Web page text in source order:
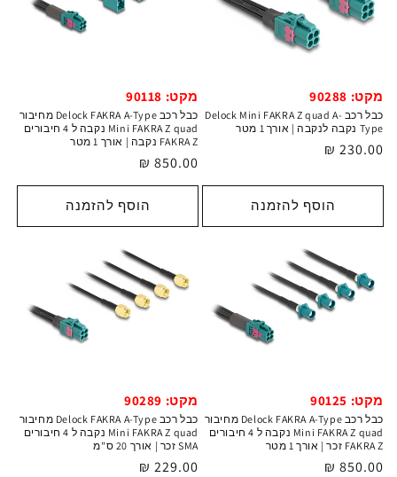
מקט: 90288
כבל רכב Delock Mini FAKRA Z quad A-
Type נקבה לנקבה | אורך 1 מטר
מחיר
230.00 ₪
הוסף להזמנה
מקט: 90118
כבל רכב Delock FAKRA A-Type מחיבור
Mini FAKRA Z quad נקבה ל 4 חיבורים
FAKRA Z נקבה | אורך 1 מטר
מחיר
רגיל
850.00 ₪
הוסף להזמנה
מקט: 90125
כבל רכב Delock FAKRA A-Type מחיבור
Mini FAKRA Z quad נקבה ל 4 חיבורים
FAKRA Z זכר | אורך 1 מטר
מחיר
850.00 ₪
מקט: 90289
כבל רכב Delock FAKRA A-Type מחיבור
Mini FAKRA Z quad נקבה ל 4 חיבורים
SMA זכר | אורך 20 ס"מ
מחיר
229.00 ₪